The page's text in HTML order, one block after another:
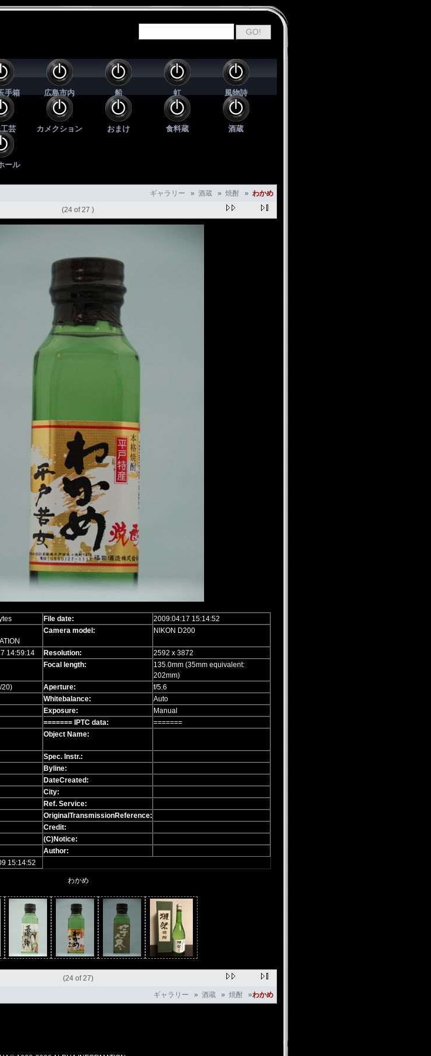
手箱 広島市内 船 虹 風物詩
芸 カメクション おまけ 食料蔵 酒蔵
ール
ギャラリー » 酒蔵 » 焼酎 » わかめ
(24 of 27 )
File date:
2009:04:17 15:14:52
Camera model: NIKON D200
14:59:14 Resolution:
2592 x 3872
Focal length:
135.0mm (35mm equivalent:
202mm)
20) Aperture:
f/5.6
Whitebalance:
Auto
Exposure:
Manual
======= IPTC data:
=======
Object Name:
Spec. Instr.:
Byline:
DateCreated:
City:
Ref. Service:
OriginalTransmissionReference:
Credit:
(C)Notice:
Author:
15:14:52
わかめ
(24 of 27)
ギャラリー » 酒蔵 » 焼酎 »わかめ